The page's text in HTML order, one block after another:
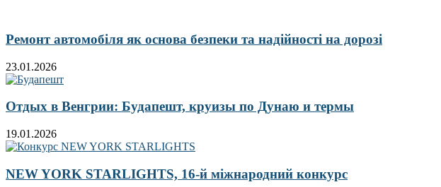
Ремонт автомобіля як основа безпеки та надійності на дорозі
23.01.2026
Отдых в Венгрии: Будапешт, круизы по Дунаю и термы
19.01.2026
NEW YORK STARLIGHTS, 16-й міжнародний конкурс